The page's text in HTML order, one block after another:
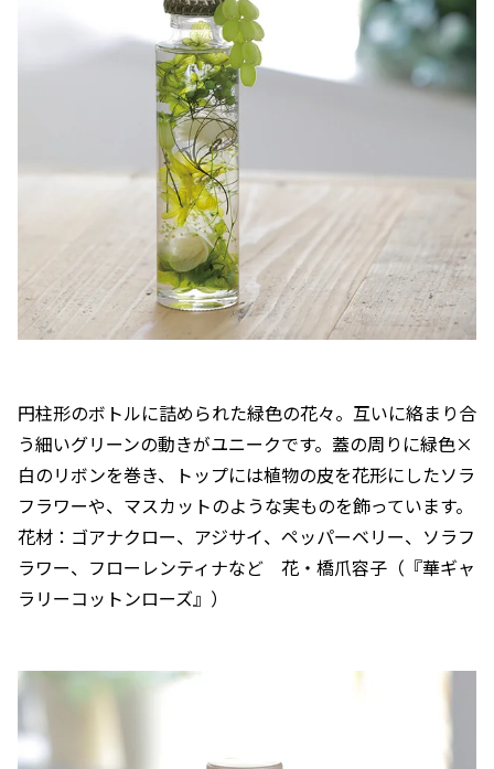
円柱形のボトルに詰められた緑色の花々。互いに絡まり合
う細いグリーンの動きがユニークです。蓋の周りに緑色×
白のリボンを巻き、トップには植物の皮を花形にしたソラ
フラワーや、マスカットのような実ものを飾っています。
花材：ゴアナクロー、アジサイ、ペッパーベリー、ソラフ
ラワー、フローレンティナなど 花・橋爪容子（『華ギャ
ラリーコットンローズ』）